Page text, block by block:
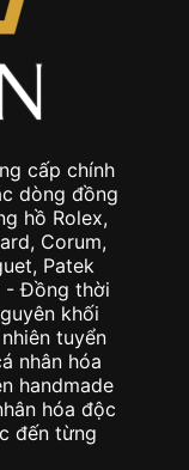
cấp chính
dòng đồng
hồ Rolex,
Corum,
Patek
- Đồng thời
khối
tuyển
nhân hóa
handmade
hóa độc
đến từng